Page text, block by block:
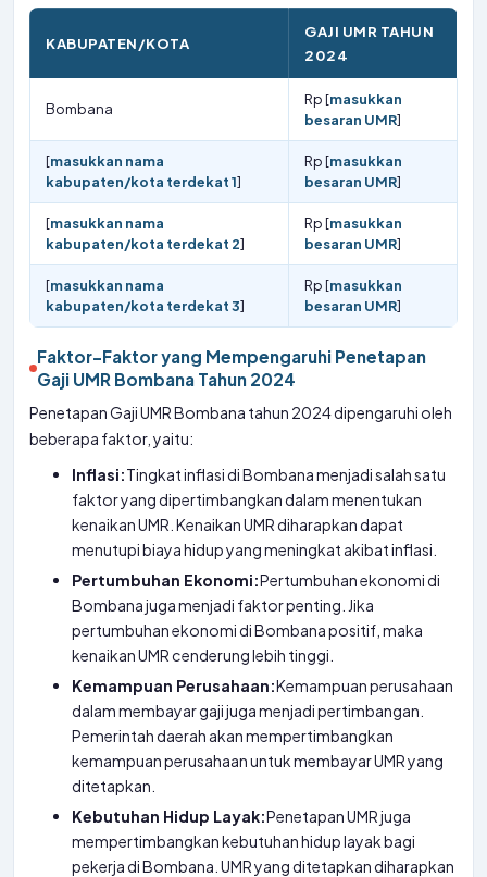
KABUPATEN/KOTA
GAJI UMR TAHUN
2024
Bombana
Rp [masukkan
besaran UMR]
[masukkan nama
kabupaten/kota terdekat 1]
Rp [masukkan
besaran UMR]
[masukkan nama
kabupaten/kota terdekat 2]
Rp [masukkan
besaran UMR]
[masukkan nama
kabupaten/kota terdekat 3]
Rp [masukkan
besaran UMR]
Faktor-Faktor yang Mempengaruhi Penetapan
Gaji UMR Bombana Tahun 2024
Penetapan Gaji UMR Bombana tahun 2024 dipengaruhi oleh
beberapa faktor, yaitu:
Inflasi:Tingkat inflasi di Bombana menjadi salah satu
faktor yang dipertimbangkan dalam menentukan
kenaikan UMR. Kenaikan UMR diharapkan dapat
menutupi biaya hidup yang meningkat akibat inflasi.
Pertumbuhan Ekonomi:Pertumbuhan ekonomi di
Bombana juga menjadi faktor penting. Jika
pertumbuhan ekonomi di Bombana positif, maka
kenaikan UMR cenderung lebih tinggi.
Kemampuan Perusahaan:Kemampuan perusahaan
dalam membayar gaji juga menjadi pertimbangan.
Pemerintah daerah akan mempertimbangkan
kemampuan perusahaan untuk membayar UMR yang
ditetapkan.
Kebutuhan Hidup Layak:Penetapan UMR juga
mempertimbangkan kebutuhan hidup layak bagi
pekerja di Bombana. UMR yang ditetapkan diharapkan